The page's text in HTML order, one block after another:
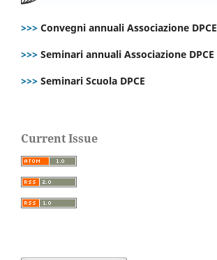
>>> Convegni annuali Associazione DPCE
>>> Seminari annuali Associazione DPCE
>>> Seminari Scuola DPCE
Current Issue